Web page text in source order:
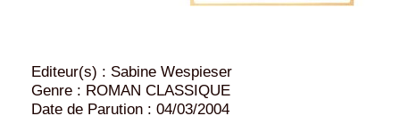
Editeur(s) : Sabine Wespieser
Genre : ROMAN CLASSIQUE
Date de Parution : 04/03/2004